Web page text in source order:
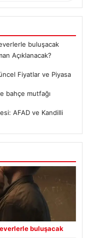
buluşacak
Açıklanacak?
Fiyatlar ve Piyasa
bahçe mutfağı
AFAD ve Kandilli
buluşacak